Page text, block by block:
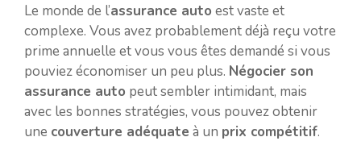
Le monde de l’assurance auto est vaste et
complexe. Vous avez probablement déjà reçu votre
prime annuelle et vous vous êtes demandé si vous
pouviez économiser un peu plus. Négocier son
assurance auto peut sembler intimidant, mais
avec les bonnes stratégies, vous pouvez obtenir
une couverture adéquate à un prix compétitif.